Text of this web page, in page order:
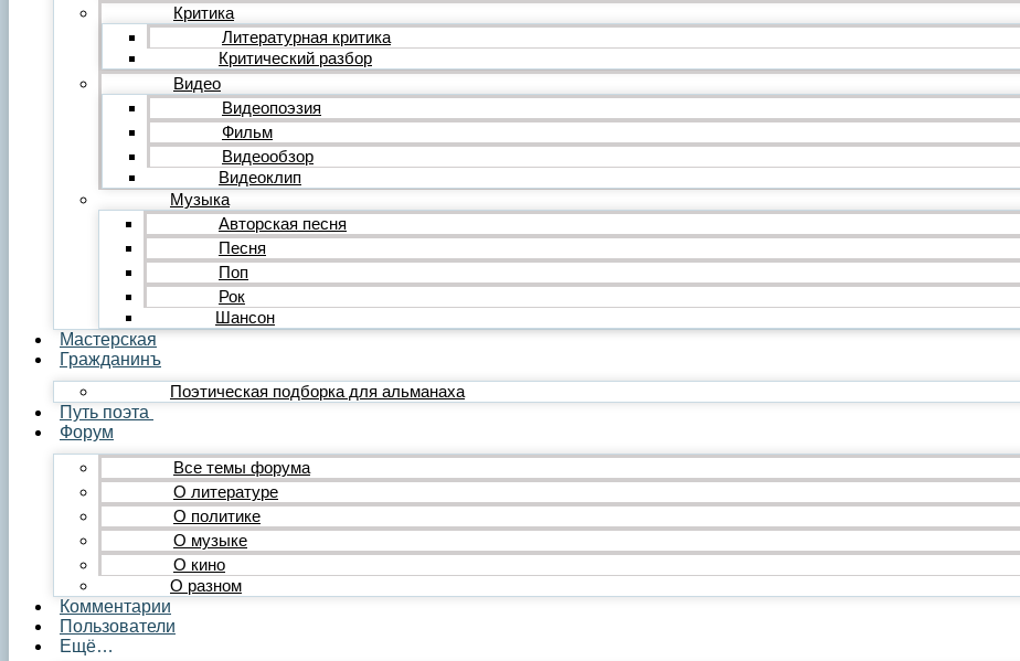
Критика
Литературная критика
Критический разбор
Видео
Видеопоэзия
Фильм
Видеообзор
Видеоклип
Музыка
Авторская песня
Песня
Поп
Рок
Шансон
Мастерская
Гражданинъ
Поэтическая подборка для альманаха
Путь поэта
Форум
Все темы форума
О литературе
О политике
О музыке
О кино
О разном
Комментарии
Пользователи
Ещё…
Инструкции
Вставка видеоплеера
Вставка аудиоплеера
Публикации
Лента публикаций
Альманах «Гражданинъ»
Поэзия
Лирика
Лирика любовная
Лирика гражданская
Лирика философская
Лирика религиозная
Лирика пейзажная
Твёрдые формы
Проза
Рассказ
Повесть
Миниатюра
Сатира и юмор
Сказка
Публицистика
Статья
Обзор
Очерк
Эссе
Интервью
Критика